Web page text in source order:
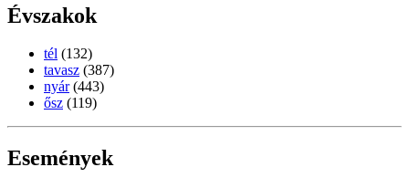
Évszakok
tél (132)
tavasz (387)
nyár (443)
ősz (119)
Események